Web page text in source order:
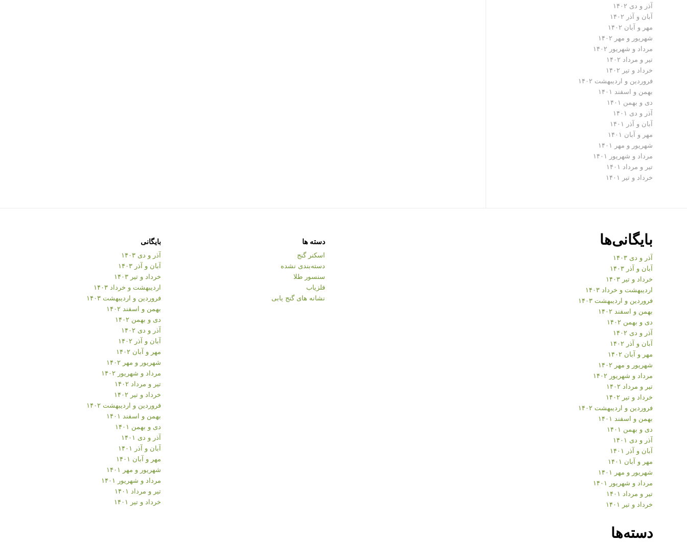
آذر و دی ۱۴۰۲
آبان و آذر ۱۴۰۲
مهر و آبان ۱۴۰۲
شهریور و مهر ۱۴۰۲
مرداد و شهریور ۱۴۰۲
تیر و مرداد ۱۴۰۲
خرداد و تیر ۱۴۰۲
فروردین و اردیبهشت ۱۴۰۲
بهمن و اسفند ۱۴۰۱
دی و بهمن ۱۴۰۱
آذر و دی ۱۴۰۱
آبان و آذر ۱۴۰۱
مهر و آبان ۱۴۰۱
شهریور و مهر ۱۴۰۱
مرداد و شهریور ۱۴۰۱
تیر و مرداد ۱۴۰۱
خرداد و تیر ۱۴۰۱
بایگانی‌ها
آذر و دی ۱۴۰۳
آبان و آذر ۱۴۰۳
خرداد و تیر ۱۴۰۳
اردیبهشت و خرداد ۱۴۰۳
فروردین و اردیبهشت ۱۴۰۳
بهمن و اسفند ۱۴۰۲
دی و بهمن ۱۴۰۲
آذر و دی ۱۴۰۲
آبان و آذر ۱۴۰۲
مهر و آبان ۱۴۰۲
شهریور و مهر ۱۴۰۲
مرداد و شهریور ۱۴۰۲
تیر و مرداد ۱۴۰۲
خرداد و تیر ۱۴۰۲
فروردین و اردیبهشت ۱۴۰۲
بهمن و اسفند ۱۴۰۱
دی و بهمن ۱۴۰۱
آذر و دی ۱۴۰۱
آبان و آذر ۱۴۰۱
مهر و آبان ۱۴۰۱
شهریور و مهر ۱۴۰۱
مرداد و شهریور ۱۴۰۱
تیر و مرداد ۱۴۰۱
خرداد و تیر ۱۴۰۱
دسته‌ها
دسته ها
اسکنر گنج
دسته‌بندی نشده
سنسور طلا
فلزیاب
نشانه های گنج یابی
بایگانی
آذر و دی ۱۴۰۳
آبان و آذر ۱۴۰۳
خرداد و تیر ۱۴۰۳
اردیبهشت و خرداد ۱۴۰۳
فروردین و اردیبهشت ۱۴۰۳
بهمن و اسفند ۱۴۰۲
دی و بهمن ۱۴۰۲
آذر و دی ۱۴۰۲
آبان و آذر ۱۴۰۲
مهر و آبان ۱۴۰۲
شهریور و مهر ۱۴۰۲
مرداد و شهریور ۱۴۰۲
تیر و مرداد ۱۴۰۲
خرداد و تیر ۱۴۰۲
فروردین و اردیبهشت ۱۴۰۲
بهمن و اسفند ۱۴۰۱
دی و بهمن ۱۴۰۱
آذر و دی ۱۴۰۱
آبان و آذر ۱۴۰۱
مهر و آبان ۱۴۰۱
شهریور و مهر ۱۴۰۱
مرداد و شهریور ۱۴۰۱
تیر و مرداد ۱۴۰۱
خرداد و تیر ۱۴۰۱